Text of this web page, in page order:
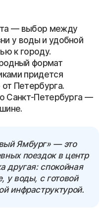
— выбор между
у воды и удобной
к городу.
формат
придется
Петербурга.
Санкт-Петербурга —
Ямбург» — это
поездок в центр
другая: спокойная
у воды, с готовой
инфраструктурой.